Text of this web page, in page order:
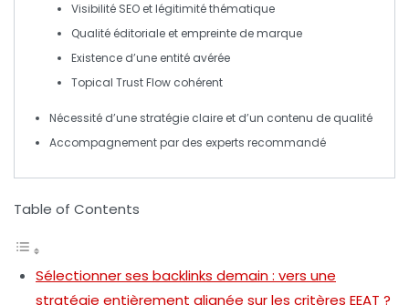
Visibilité SEO et légitimité thématique
Qualité éditoriale et empreinte de marque
Existence d’une entité avérée
Topical Trust Flow cohérent
Nécessité d’une stratégie claire et d’un contenu de qualité
Accompagnement par des experts recommandé
Table of Contents
Sélectionner ses backlinks demain : vers une
stratégie entièrement alignée sur les critères EEAT ?